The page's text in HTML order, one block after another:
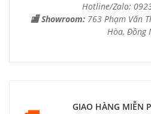
Hotline/Zalo:
🏬 Showroom: 763 Phạm Văn
Hòa, Đồng
GIAO HÀNG MIỄN